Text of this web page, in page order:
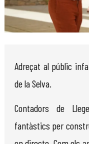
Adreçat al públic
de la Selva.
Contadors de
fantàstics per